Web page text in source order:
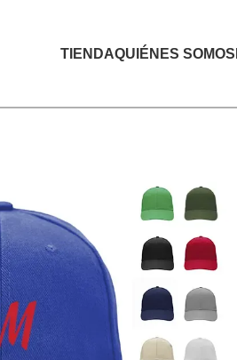
TIENDAQUIÉNES SOMOS